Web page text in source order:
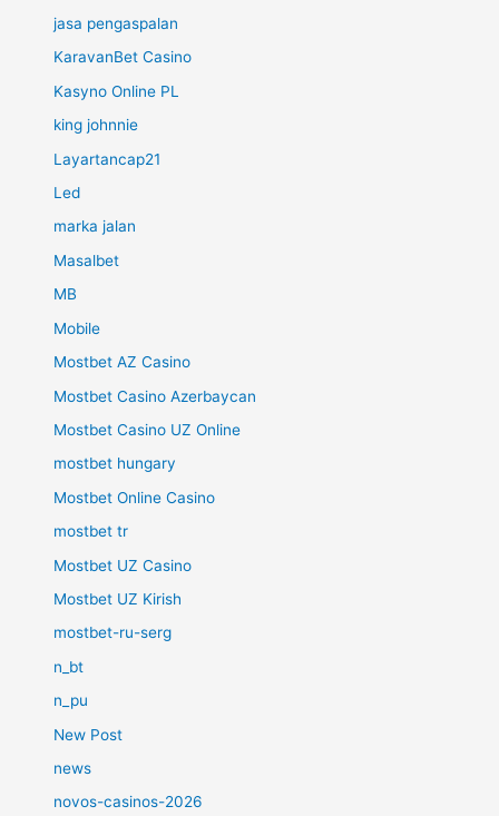
jasa pengaspalan
KaravanBet Casino
Kasyno Online PL
king johnnie
Layartancap21
Led
marka jalan
Masalbet
MB
Mobile
Mostbet AZ Casino
Mostbet Casino Azerbaycan
Mostbet Casino UZ Online
mostbet hungary
Mostbet Online Casino
mostbet tr
Mostbet UZ Casino
Mostbet UZ Kirish
mostbet-ru-serg
n_bt
n_pu
New Post
news
novos-casinos-2026